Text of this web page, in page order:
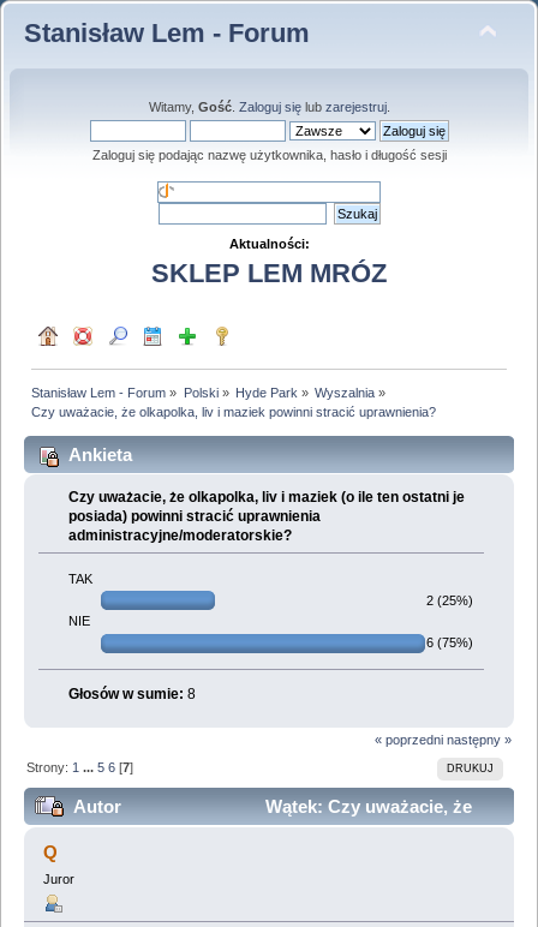
Stanisław Lem - Forum
Witamy, Gość. Zaloguj sięlub zarejestruj.
Zaloguj się podając nazwę użytkownika, hasło i długość sesji
Aktualności:
SKLEP LEM MRÓZ
Stanisław Lem - Forum » Polski» Hyde Park » Wyszalnia »
Czy uważacie, że olkapolka, liv i maziek powinni stracić uprawnienia?
Ankieta
Czy uważacie, że olkapolka, liv i maziek (o ile ten ostatni je
posiada) powinni stracić uprawnienia
administracyjne/moderatorskie?
TAK
2 (25%)
NIE
6 (75%)
Głosów w sumie: 8
« poprzedni następny »
DRUKUJ
Strony: 1 ...5 6 [7]
Autor
Wątek: Czy uważacie, że
olkapolka, liv i maziek powinni stracić uprawnienia?
(Przeczytany 423737 razy)
Q
Juror